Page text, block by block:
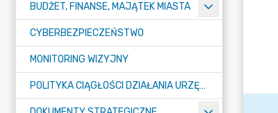
BUDŻET, FINANSE, MAJĄTEK MIASTA
CYBERBEZPIECZEŃSTWO
MONITORING WIZYJNY
POLITYKA CIĄGŁOŚCI DZIAŁANIA URZĘDU MIASTA ŻORY